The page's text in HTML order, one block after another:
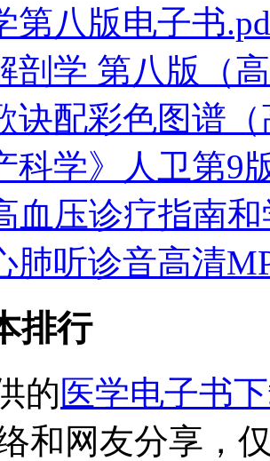
第八版电子书
剖学 第八版（
诀配彩色图谱
科学》人卫第9
血压诊疗指南
肺听诊音高清
排行
的医学电子书
和网友分享，